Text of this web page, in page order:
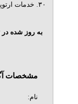
۳۰. خدمات ارتوپدی فنی تهران ویلا
به روز شده در
مشخصات
نام: